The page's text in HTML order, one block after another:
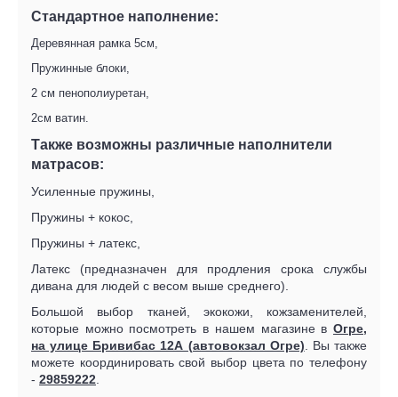
Стандартное наполнение:
Деревянная рамка 5см,
Пружинные блоки,
2 см пенополиуретан,
2см ватин.
Также возможны различные наполнители
матрасов:
Усиленные пружины,
Пружины + кокос,
Пружины + латекс,
Латекс (предназначен для продления срока службы
дивана для людей с весом выше среднего).
Большой выбор тканей, экокожи, кожзаменителей,
которые можно посмотреть в нашем магазине в Огре,
на улице Бривибас 12А (автовокзал Огре) . Вы также
можете координировать свой выбор цвета по телефону
- 29859222